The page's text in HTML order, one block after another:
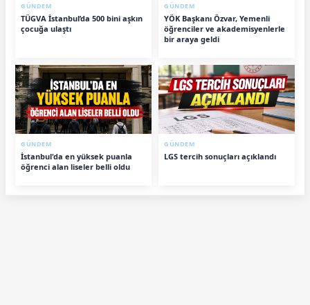
GÜNDEM
TÜGVA İstanbul’da 500 bini aşkın
çocuğa ulaştı
GÜNDEM
YÖK Başkanı Özvar, Yemenli
öğrenciler ve akademisyenlerle
bir araya geldi
GÜNDEM
İstanbul'da en yüksek puanla
öğrenci alan liseler belli oldu
GÜNDEM
LGS tercih sonuçları açıklandı